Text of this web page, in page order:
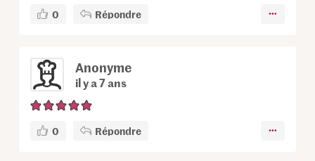
0 Répondre
Anonyme
il y a 7 ans
0 Répondre